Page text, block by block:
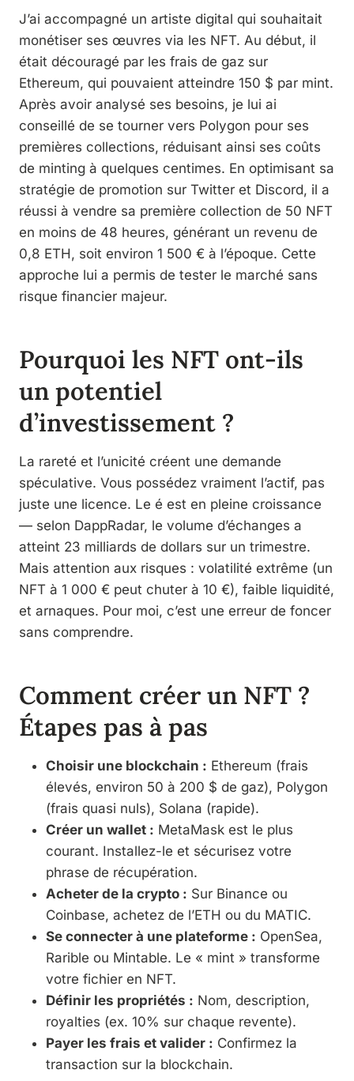
J’ai accompagné un artiste digital qui souhaitait
monétiser ses œuvres via les NFT. Au début, il
était découragé par les frais de gaz sur
Ethereum, qui pouvaient atteindre 150 $ par mint.
Après avoir analysé ses besoins, je lui ai
conseillé de se tourner vers Polygon pour ses
premières collections, réduisant ainsi ses coûts
de minting à quelques centimes. En optimisant sa
stratégie de promotion sur Twitter et Discord, il a
réussi à vendre sa première collection de 50 NFT
en moins de 48 heures, générant un revenu de
0,8 ETH, soit environ 1 500 € à l’époque. Cette
approche lui a permis de tester le marché sans
risque financier majeur.
Pourquoi les NFT ont-ils
un potentiel
d’investissement ?
La rareté et l’unicité créent une demande
spéculative. Vous possédez vraiment l’actif, pas
juste une licence. Le é est en pleine croissance
— selon DappRadar, le volume d’échanges a
atteint 23 milliards de dollars sur un trimestre.
Mais attention aux risques : volatilité extrême (un
NFT à 1 000 € peut chuter à 10 €), faible liquidité,
et arnaques. Pour moi, c’est une erreur de foncer
sans comprendre.
Comment créer un NFT ?
Étapes pas à pas
Choisir une blockchain : Ethereum (frais
élevés, environ 50 à 200 $ de gaz), Polygon
(frais quasi nuls), Solana (rapide).
Créer un wallet : MetaMask est le plus
courant. Installez-le et sécurisez votre
phrase de récupération.
Acheter de la crypto : Sur Binance ou
Coinbase, achetez de l’ETH ou du MATIC.
Se connecter à une plateforme : OpenSea,
Rarible ou Mintable. Le « mint » transforme
votre fichier en NFT.
Définir les propriétés : Nom, description,
royalties (ex. 10% sur chaque revente).
Payer les frais et valider : Confirmez la
transaction sur la blockchain.